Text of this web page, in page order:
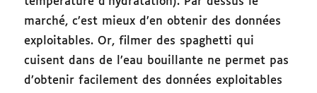
marché, c’est mieux d’en obtenir des données
exploitables. Or, filmer des spaghetti qui
cuisent dans de l’eau bouillante ne permet pas
d’obtenir facilement des données exploitables